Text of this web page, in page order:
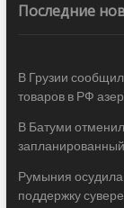
Последние
В Грузии
товаров в РФ
В Батуми
запланированный
Румыния осудила
поддержку